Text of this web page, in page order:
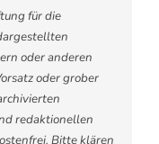
für die
oder anderen
oder grober
redaktionellen
Bitte klären